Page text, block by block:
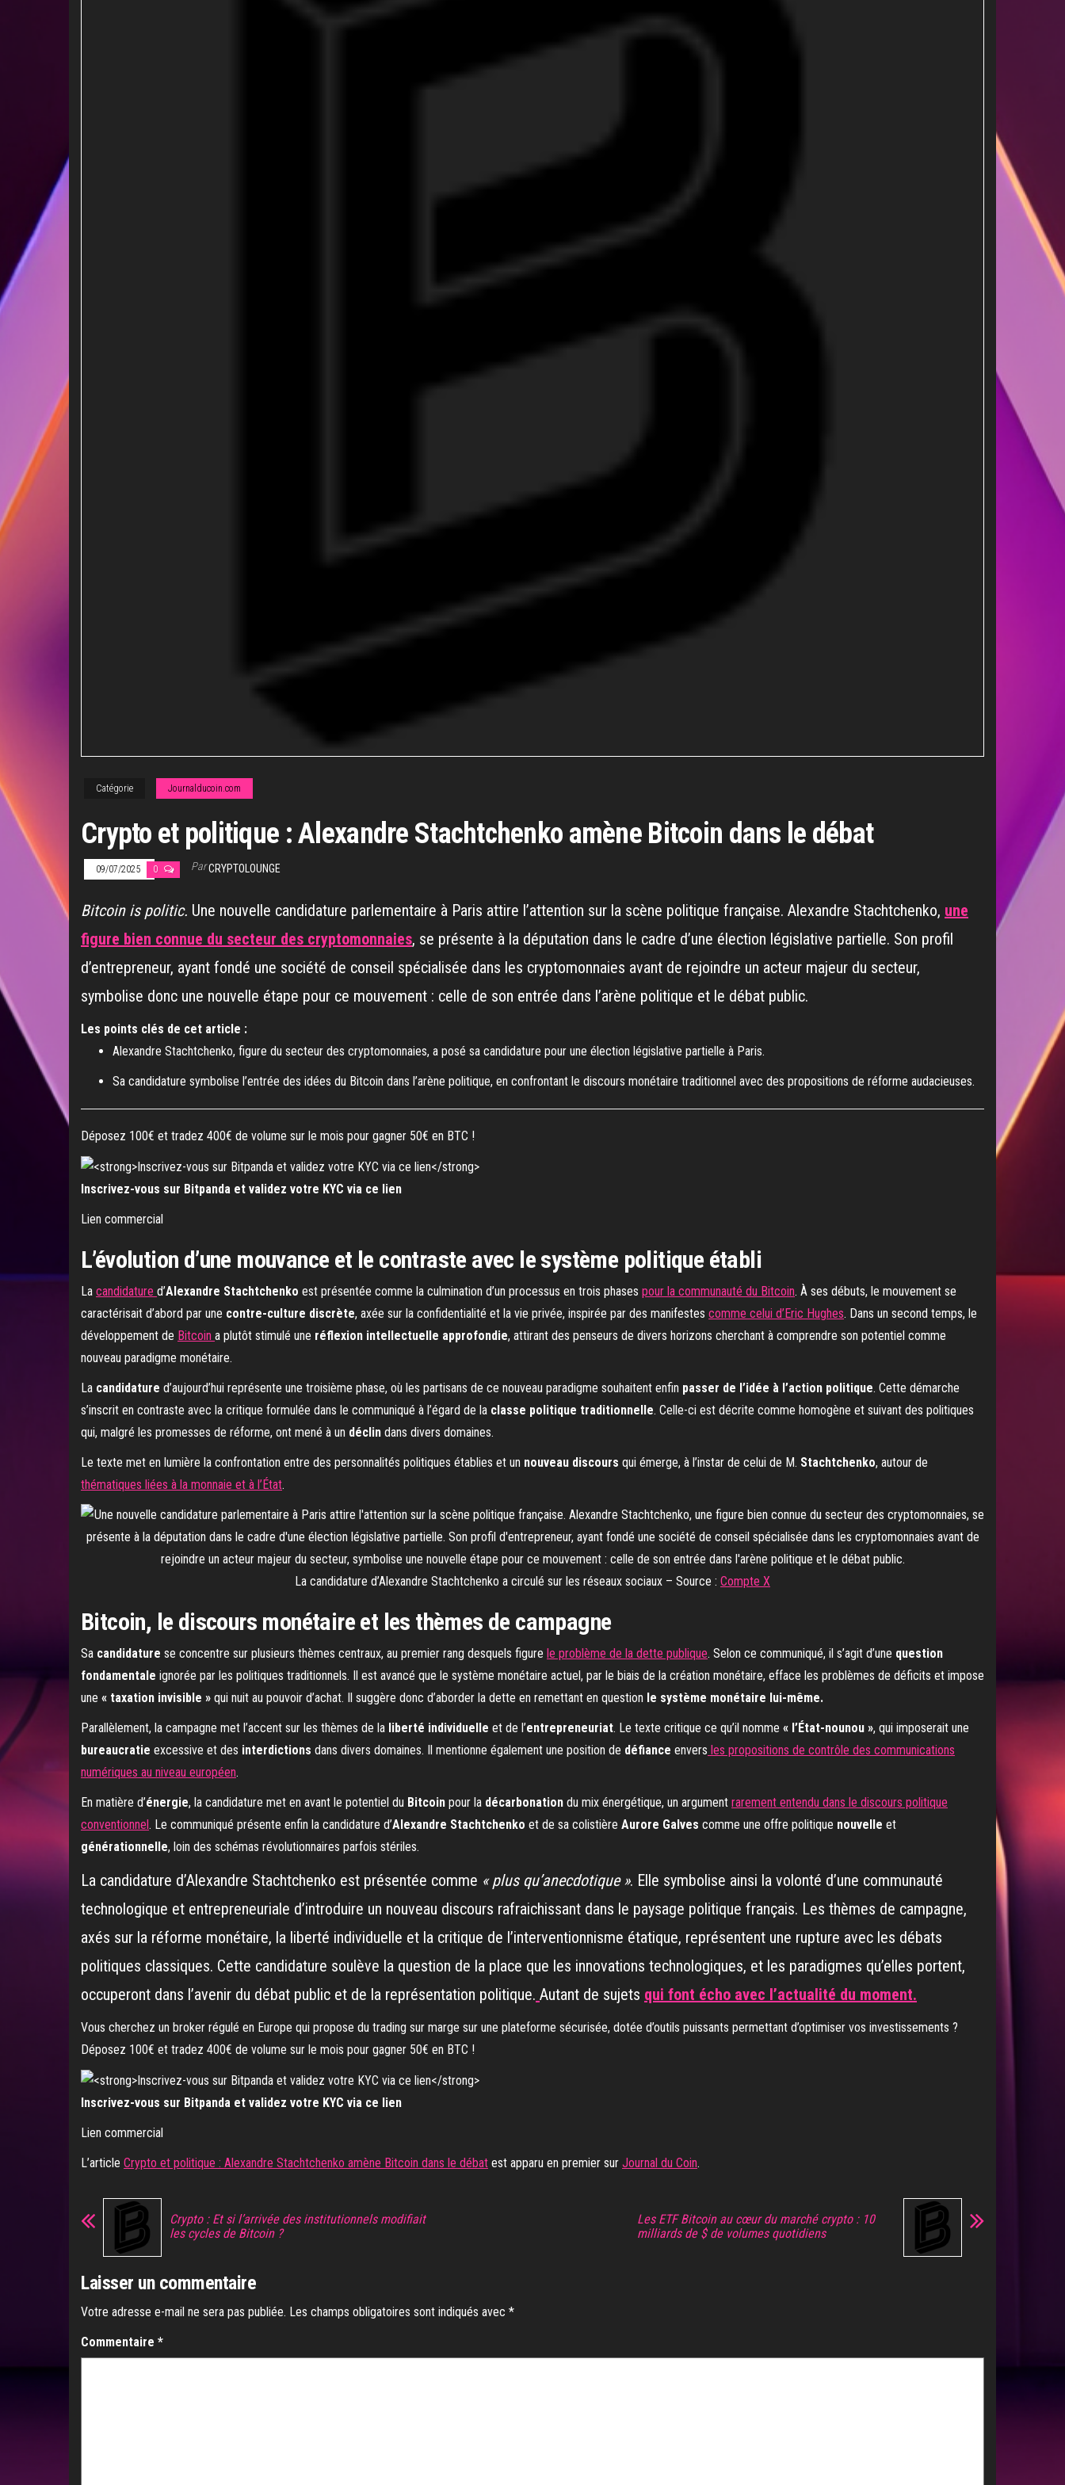
Catégorie Journalducoin.com
Crypto et politique : Alexandre Stachtchenko amène Bitcoin dans le débat
09/07/2025 0 ParCRYPTOLOUNGE
Bitcoin is politic. Une nouvelle candidature parlementaire à Paris attire l’attention sur la scène politique française. Alexandre Stachtchenko, une
figure bien connue du secteur des cryptomonnaies, se présente à la députation dans le cadre d’une élection législative partielle. Son profil
d’entrepreneur, ayant fondé une société de conseil spécialisée dans les cryptomonnaies avant de rejoindre un acteur majeur du secteur,
symbolise donc une nouvelle étape pour ce mouvement : celle de son entrée dans l’arène politique et le débat public.
Les points clés de cet article :
Alexandre Stachtchenko, figure du secteur des cryptomonnaies, a posé sa candidature pour une élection législative partielle à Paris.
Sa candidature symbolise l’entrée des idées du Bitcoin dans l’arène politique, en confrontant le discours monétaire traditionnel avec des propositions de réforme audacieuses.
Déposez 100€ et tradez 400€ de volume sur le mois pour gagner 50€ en BTC !
Inscrivez-vous sur Bitpanda et validez votre KYC via ce lien
Lien commercial
L’évolution d’une mouvance et le contraste avec le système politique établi
La candidature d’Alexandre Stachtchenko est présentée comme la culmination d’un processus en trois phases pour la communauté du Bitcoin. À ses débuts, le mouvement se
caractérisait d’abord par une contre-culture discrète, axée sur la confidentialité et la vie privée, inspirée par des manifestes comme celui d’Eric Hughes. Dans un second temps, le
développement de Bitcoin a plutôt stimulé une réflexion intellectuelle approfondie, attirant des penseurs de divers horizons cherchant à comprendre son potentiel comme
nouveau paradigme monétaire.
La candidature d’aujourd’hui représente une troisième phase, où les partisans de ce nouveau paradigme souhaitent enfin passer de l’idée à l’action politique. Cette démarche
s’inscrit en contraste avec la critique formulée dans le communiqué à l’égard de la classe politique traditionnelle. Celle-ci est décrite comme homogène et suivant des politiques
qui, malgré les promesses de réforme, ont mené à un déclin dans divers domaines.
Le texte met en lumière la confrontation entre des personnalités politiques établies et un nouveau discours qui émerge, à l’instar de celui de M. Stachtchenko, autour de
thématiques liées à la monnaie et à l’État.
La candidature d’Alexandre Stachtchenko a circulé sur les réseaux sociaux – Source : Compte X
Bitcoin, le discours monétaire et les thèmes de campagne
Sa candidature se concentre sur plusieurs thèmes centraux, au premier rang desquels figure le problème de la dette publique. Selon ce communiqué, il s’agit d’une question
fondamentale ignorée par les politiques traditionnels. Il est avancé que le système monétaire actuel, par le biais de la création monétaire, efface les problèmes de déficits et impose
une « taxation invisible » qui nuit au pouvoir d’achat. Il suggère donc d’aborder la dette en remettant en question le système monétaire lui-même.
Parallèlement, la campagne met l’accent sur les thèmes de la liberté individuelle et de l’entrepreneuriat. Le texte critique ce qu’il nomme « l’État-nounou », qui imposerait une
bureaucratie excessive et des interdictions dans divers domaines. Il mentionne également une position de défiance envers les propositions de contrôle des communications
numériques au niveau européen.
En matière d’énergie, la candidature met en avant le potentiel du Bitcoin pour la décarbonation du mix énergétique, un argument rarement entendu dans le discours politique
conventionnel. Le communiqué présente enfin la candidature d’Alexandre Stachtchenko et de sa colistière Aurore Galves comme une offre politique nouvelle et
générationnelle, loin des schémas révolutionnaires parfois stériles.
La candidature d’Alexandre Stachtchenko est présentée comme « plus qu’anecdotique ». Elle symbolise ainsi la volonté d’une communauté
technologique et entrepreneuriale d’introduire un nouveau discours rafraichissant dans le paysage politique français. Les thèmes de campagne,
axés sur la réforme monétaire, la liberté individuelle et la critique de l’interventionnisme étatique, représentent une rupture avec les débats
politiques classiques. Cette candidature soulève la question de la place que les innovations technologiques, et les paradigmes qu’elles portent,
occuperont dans l’avenir du débat public et de la représentation politique. Autant de sujets qui font écho avec l’actualité du moment.
Vous cherchez un broker régulé en Europe qui propose du trading sur marge sur une plateforme sécurisée, dotée d’outils puissants permettant d’optimiser vos investissements ?
Déposez 100€ et tradez 400€ de volume sur le mois pour gagner 50€ en BTC !
Inscrivez-vous sur Bitpanda et validez votre KYC via ce lien
Lien commercial
L’article Crypto et politique : Alexandre Stachtchenko amène Bitcoin dans le débat est apparu en premier sur Journal du Coin.
Crypto : Et si l’arrivée des institutionnels modifiait
les cycles de Bitcoin ?
Les ETF Bitcoin au cœur du marché crypto : 10
milliards de $ de volumes quotidiens
Laisser un commentaire
Votre adresse e-mail ne sera pas publiée. Les champs obligatoires sont indiqués avec *
Commentaire *